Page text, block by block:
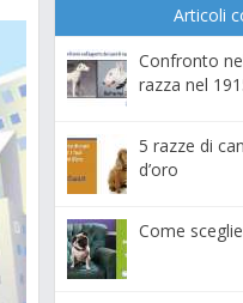
Articoli
Confronto
razza nel
5 razze di
d’oro
Come